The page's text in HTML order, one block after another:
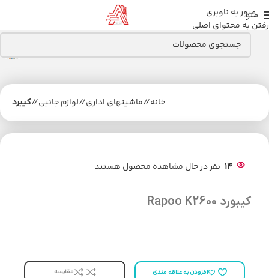
عبور به ناوبری
رفتن به محتوای اصلی
منو
خانه/ ماشینهای اداری/ لوازم جانبی/کیبرد
14 نفر در حال مشاهده محصول هستند
کیبورد Rapoo K2600
افزودن به علاقه مندی مقایسه